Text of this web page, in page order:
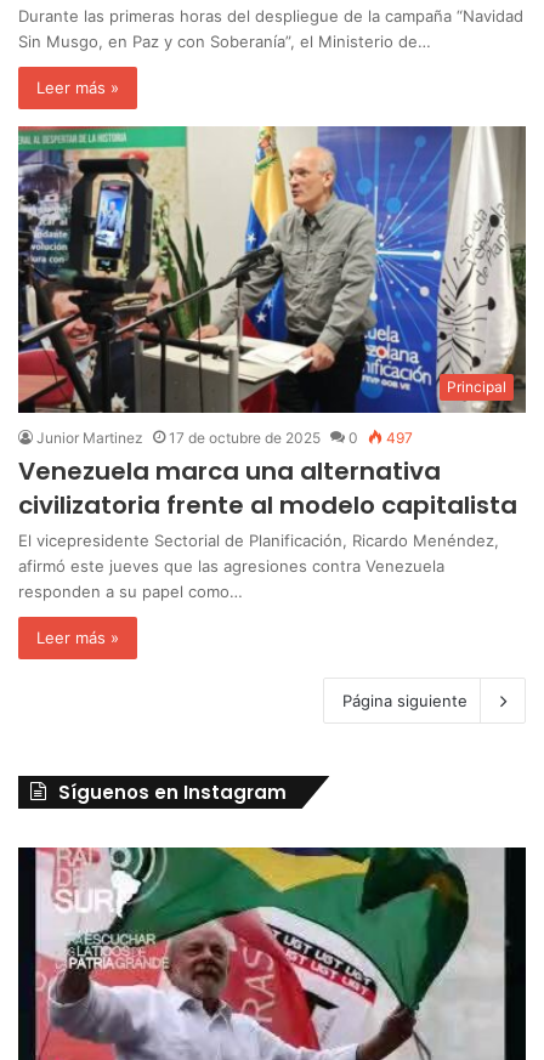
Durante las primeras horas del despliegue de la campaña “Navidad
Sin Musgo, en Paz y con Soberanía”, el Ministerio de…
Leer más »
Principal
Junior Martinez 17 de octubre de 2025 0 497
Venezuela marca una alternativa
civilizatoria frente al modelo capitalista
El vicepresidente Sectorial de Planificación, Ricardo Menéndez,
afirmó este jueves que las agresiones contra Venezuela
responden a su papel como…
Leer más »
Página siguiente
Síguenos en Instagram